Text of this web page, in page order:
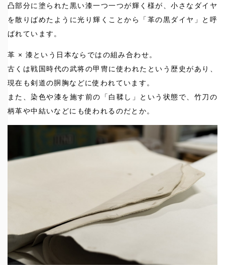
凸部分に塗られた黒い漆一つ一つが輝く様が、小さなダイヤ
を散りばめたように光り輝くことから「革の黒ダイヤ」と呼
ばれています。
革 × 漆という日本ならではの組み合わせ。
古くは戦国時代の武将の甲冑に使われたという歴史があり、
現在も剣道の胴胸などに使われています。
また、染色や漆を施す前の「白鞣し」という状態で、竹刀の
柄革や中結いなどにも使われるのだとか。